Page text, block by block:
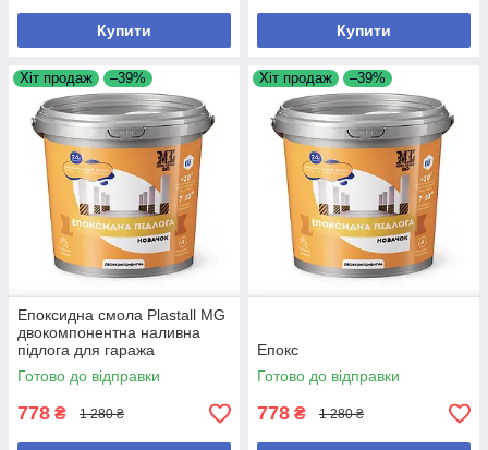
Купити Купити
Хіт продаж –39%
Епоксидна смола Plastall MG
двокомпонентна наливна
підлога для гаража
Готово до відправки
778 ₴ 1 280 ₴
Хіт продаж –39%
Епокс
Готово до відправки
778 ₴ 1 280 ₴